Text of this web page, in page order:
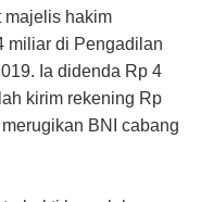
majelis hakim
miliar di Pengadilan
Ia didenda Rp 4
kirim rekening Rp
BNI cabang